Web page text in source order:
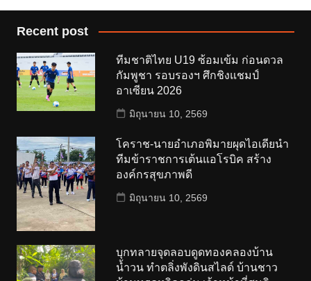
Recent post
ทีมชาติไทย U19 ซ้อมเข้ม ก่อนดวล
กัมพูชา รอบรองฯ ศึกชิงแชมป์
อาเซียน 2026
มิถุนายน 10, 2569
โคราช-นายอำเภอพิมายผุดไอเดียนำ
ทีมข้าราชการเต้นแอโรบิค สร้าง
องค์กรสุขภาพดี
มิถุนายน 10, 2569
บุกทลายจุดลอบดูดทองคลองบ้าน
น้ำวน ทำตลิ่งพังดินสไลด์ บ้านชาว